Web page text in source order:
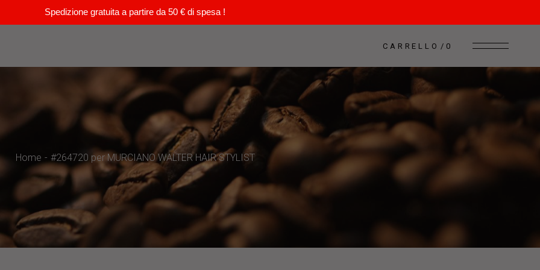
Spedizione gratuita a partire da 50 € di spesa !
CARRELLO 0
Home #264720 per MURCIANO WALTER HAIR STYLIST